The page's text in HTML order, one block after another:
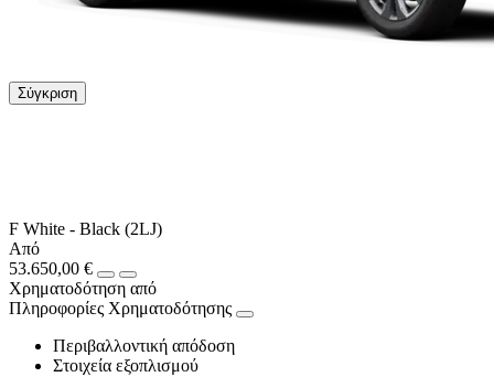
Σύγκριση
F White - Black (2LJ)
Από
53.650,00 €
Χρηματοδότηση από
Πληροφορίες Χρηματοδότησης
Περιβαλλοντική απόδοση
Στοιχεία εξοπλισμού